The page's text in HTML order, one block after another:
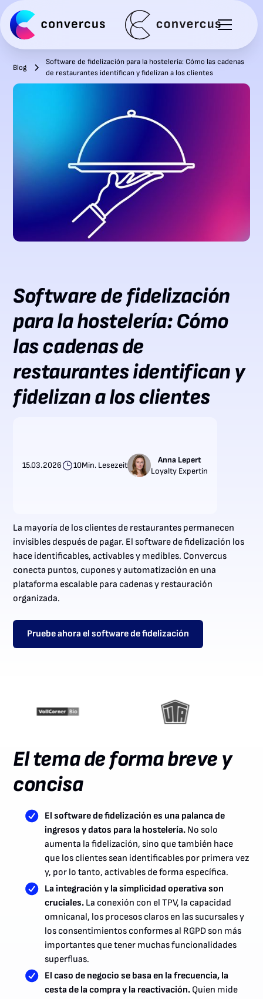
Blog
Software de fidelización para la hostelería: Cómo las cadenas
de restaurantes identifican y fidelizan a los clientes
Software de fidelización
para la hostelería: Cómo
las cadenas de
restaurantes identifican y
fidelizan a los clientes
15.03.2026 10Min. Lesezeit
Anna Lepert
Loyalty Expertin
La mayoría de los clientes de restaurantes permanecen
invisibles después de pagar. El software de fidelización los
hace identificables, activables y medibles. Convercus
conecta puntos, cupones y automatización en una
plataforma escalable para cadenas y restauración
organizada.
Pruebe ahora el software de fidelización
El tema de forma breve y
concisa
El software de fidelización es una palanca de
ingresos y datos para la hostelería.No solo
aumenta la fidelización, sino que también hace
que los clientes sean identificables por primera vez
y, por lo tanto, activables de forma específica.
La integración y la simplicidad operativa son
cruciales.La conexión con el TPV, la capacidad
omnicanal, los procesos claros en las sucursales y
los consentimientos conformes al RGPD son más
importantes que tener muchas funcionalidades
superfluas.
El caso de negocio se basa en la frecuencia, la
cesta de la compra y la reactivación.Quien mide